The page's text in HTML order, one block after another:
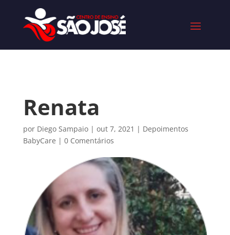
Renata
por Diego Sampaio| out 7, 2021 | Depoimentos
BabyCare | 0 Comentários